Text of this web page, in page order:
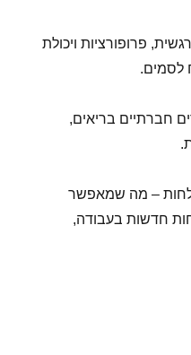
פרופורציות ויכולת
לסמים.
חברתיים בריאים,
– מה שמאפשר
חדשות בעבודה,